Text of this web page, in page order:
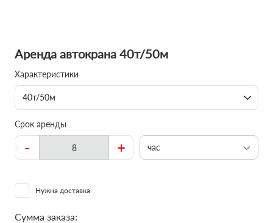
Аренда автокрана 40т/50м
Характеристики
40т/50м
Срок аренды
- + час
Нужна доставка
Сумма заказа: